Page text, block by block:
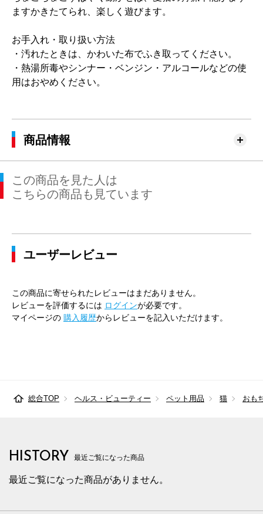
ますかきたてられ、楽しく遊びます。
お手入れ・取り扱い方法
・汚れたときは、かわいた布でふき取ってください。
・熱湯所毒やシンナー・ベンジン・アルコールなどの使
用はおやめください。
商品情報
この商品を見た人は
こちらの商品も見ています
ユーザーレビュー
この商品に寄せられたレビューはまだありません。
レビューを評価するには ログインが必要です。
マイページの 購入履歴からレビューを記入いただけます。
総合TOP ヘルス・ビューティー ペット用品 猫 おも
HISTORY 最近ご覧になった商品
最近ご覧になった商品がありません。